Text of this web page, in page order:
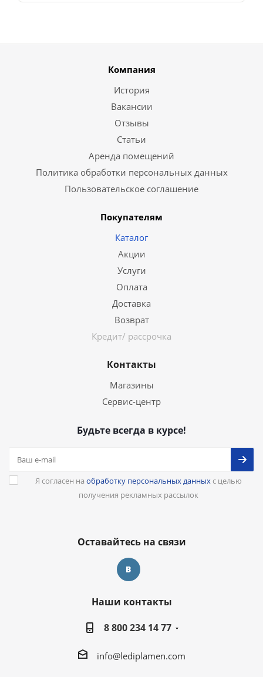
Компания
История
Вакансии
Отзывы
Статьи
Аренда помещений
Политика обработки персональных данных
Пользовательское соглашение
Покупателям
Каталог
Акции
Услуги
Оплата
Доставка
Возврат
Кредит/ рассрочка
Контакты
Магазины
Сервис-центр
Будьте всегда в курсе!
Я согласен на обработку персональных данныхс целью
получения рекламных рассылок
Оставайтесь на связи
Наши контакты
8 800 234 14 77
info@lediplamen.com